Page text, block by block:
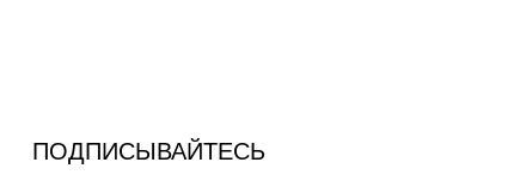
ПОДПИСЫВАЙТЕСЬ